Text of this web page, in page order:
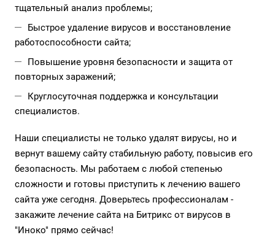
тщательный анализ проблемы;
Быстрое удаление вирусов и восстановление
работоспособности сайта;
Повышение уровня безопасности и защита от
повторных заражений;
Круглосуточная поддержка и консультации
специалистов.
Наши специалисты не только удалят вирусы, но и
вернут вашему сайту стабильную работу, повысив его
безопасность. Мы работаем с любой степенью
сложности и готовы приступить к лечению вашего
сайта уже сегодня. Доверьтесь профессионалам -
закажите лечение сайта на Битрикс от вирусов в
"Иноко" прямо сейчас!